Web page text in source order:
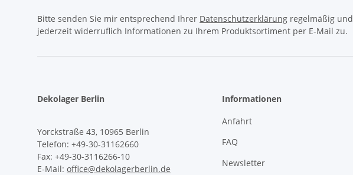
Bitte senden Sie mir entsprechend Ihrer Datenschutzerklärung regelmäßig und
jederzeit widerruflich Informationen zu Ihrem Produktsortiment per E-Mail zu.
Dekolager Berlin
Yorckstraße 43, 10965 Berlin
Telefon: +49-30-31162660
Fax: +49-30-3116266-10
E-Mail: office@dekolagerberlin.de
Informationen
Anfahrt
FAQ
Newsletter